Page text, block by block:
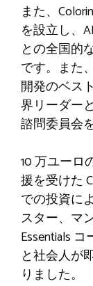
また、
を設立し、
との全国的
です。また
開発のベス
界リーダー
諮問委員会
10 万ユーロ
援を受けた
での投資に
スター、マ
Essentials
と社会人が
りました。